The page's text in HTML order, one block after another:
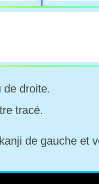
de droite.
tracé.
de gauche et